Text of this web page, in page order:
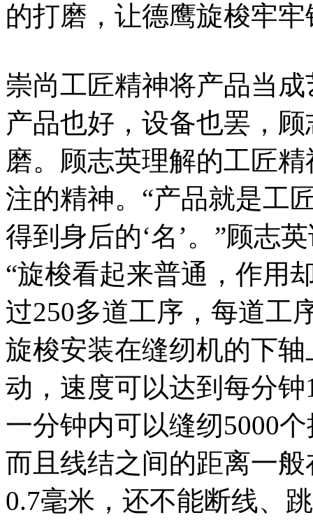
的打磨，让德鹰旋梭牢
崇尚工匠精神将产品当成
产品也好，设备也罢，
磨。顾志英理解的工匠
注的精神。“产品就是工
得到身后的‘名’。”顾志
“旋梭看起来普通，作用
过250多道工序，每道工
旋梭安装在缝纫机的下
动，速度可以达到每分
一分钟内可以缝纫5000
而且线结之间的距离一
0.7毫米，还不能断线、